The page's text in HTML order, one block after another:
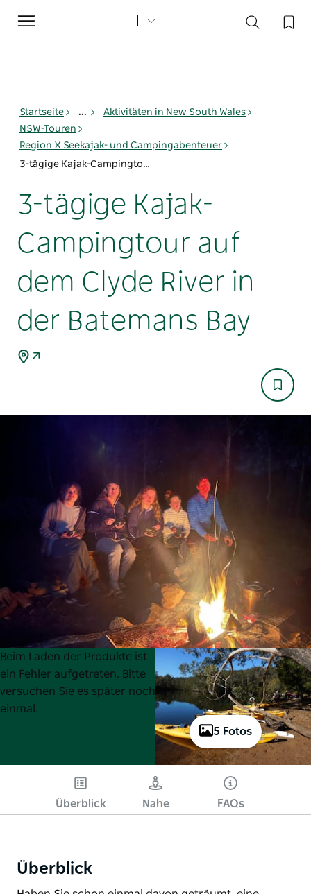
Toggle
navigation
Startseite ...
Aktivitäten in New South Wales
NSW-Touren
Region X Seekajak- und Campingabenteuer
3-tägige Kajak-Campingtour auf dem Clyde River in der Batemans Bay
3-tägige Kajak-
Campingtour auf
dem Clyde River in
der Batemans Bay
5 Fotos
Product
List
Product
List
Beim Laden der Produkte ist
ein Fehler aufgetreten. Bitte
versuchen Sie es später noch
einmal.
Überblick Nahe FAQs
Überblick